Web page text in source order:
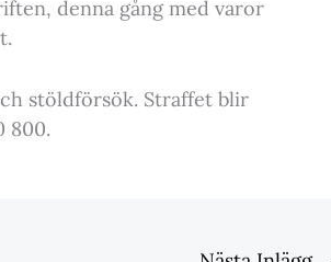
denna gång med varor
stöldförsök. Straffet blir
800.